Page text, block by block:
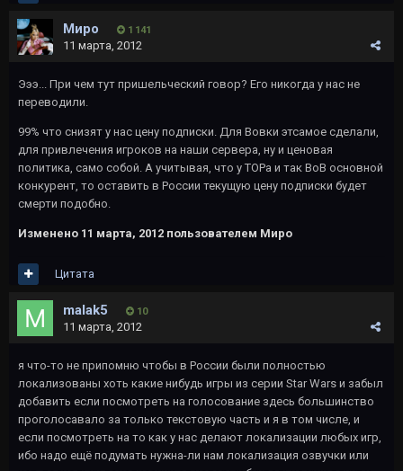
Миро 1 141
11 марта, 2012
Эээ... При чем тут пришельческий говор? Его никогда у нас не
переводили.
99% что снизят у нас цену подписки. Для Вовки этсамое сделали,
для привлечения игроков на наши сервера, ну и ценовая
политика, само собой. А учитывая, что у ТОРа и так ВоВ основной
конкурент, то оставить в России текущую цену подписки будет
смерти подобно.
Изменено 11 марта, 2012 пользователем Миро
Цитата
malak5 10
11 марта, 2012
я что-то не припомню чтобы в России были полностью
локализованы хоть какие нибудь игры из серии Star Wars и забыл
добавить если посмотреть на голосование здесь большинство
проголосавало за только текстовую часть и я в том числе, и
если посмотреть на то как у нас делают локализации любых игр,
ибо надо ещё подумать нужна-ли нам локализация озвучки или